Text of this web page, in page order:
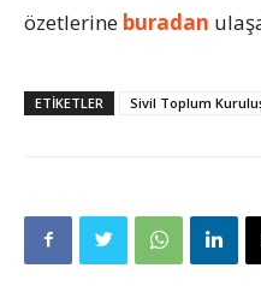
özetlerine buradan
ETIKETLER Sivil Toplum